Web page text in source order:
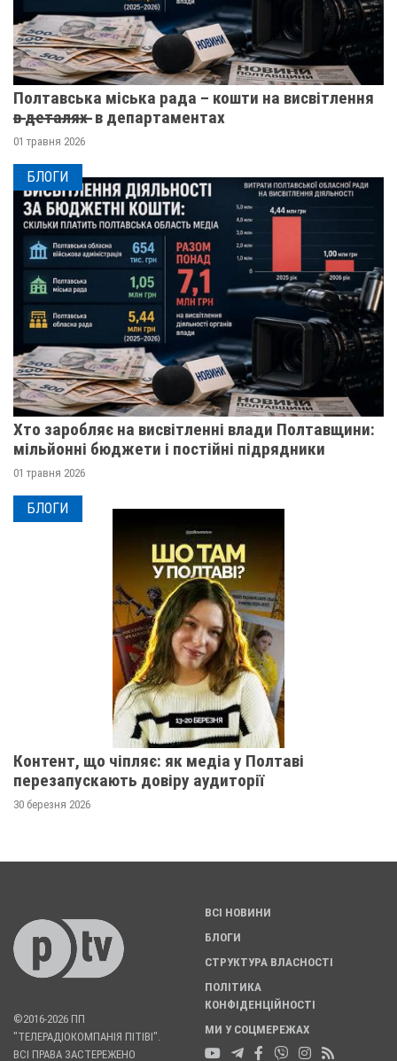
Полтавська міська рада – кошти на висвітлення
в̶ ̶д̶е̶т̶а̶л̶я̶х̶ ̶ в департаментах
01 травня 2026
БЛОГИ
Хто заробляє на висвітленні влади Полтавщини:
мільйонні бюджети і постійні підрядники
01 травня 2026
БЛОГИ
Контент, що чіпляє: як медіа у Полтаві
перезапускають довіру аудиторії
30 березня 2026
©2016-2026 ПП
"ТЕЛЕРАДІОКОМПАНІЯ ПІТІВІ".
ВСІ ПРАВА ЗАСТЕРЕЖЕНО
ВСІ НОВИНИ
БЛОГИ
СТРУКТУРА ВЛАСНОСТІ
ПОЛІТИКА
КОНФІДЕНЦІЙНОСТІ
МИ У СОЦМЕРЕЖАХ